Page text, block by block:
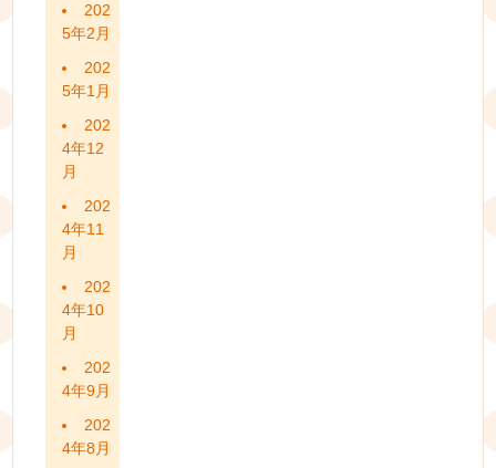
202
5年2月
202
5年1月
202
4年12
月
202
4年11
月
202
4年10
月
202
4年9月
202
4年8月